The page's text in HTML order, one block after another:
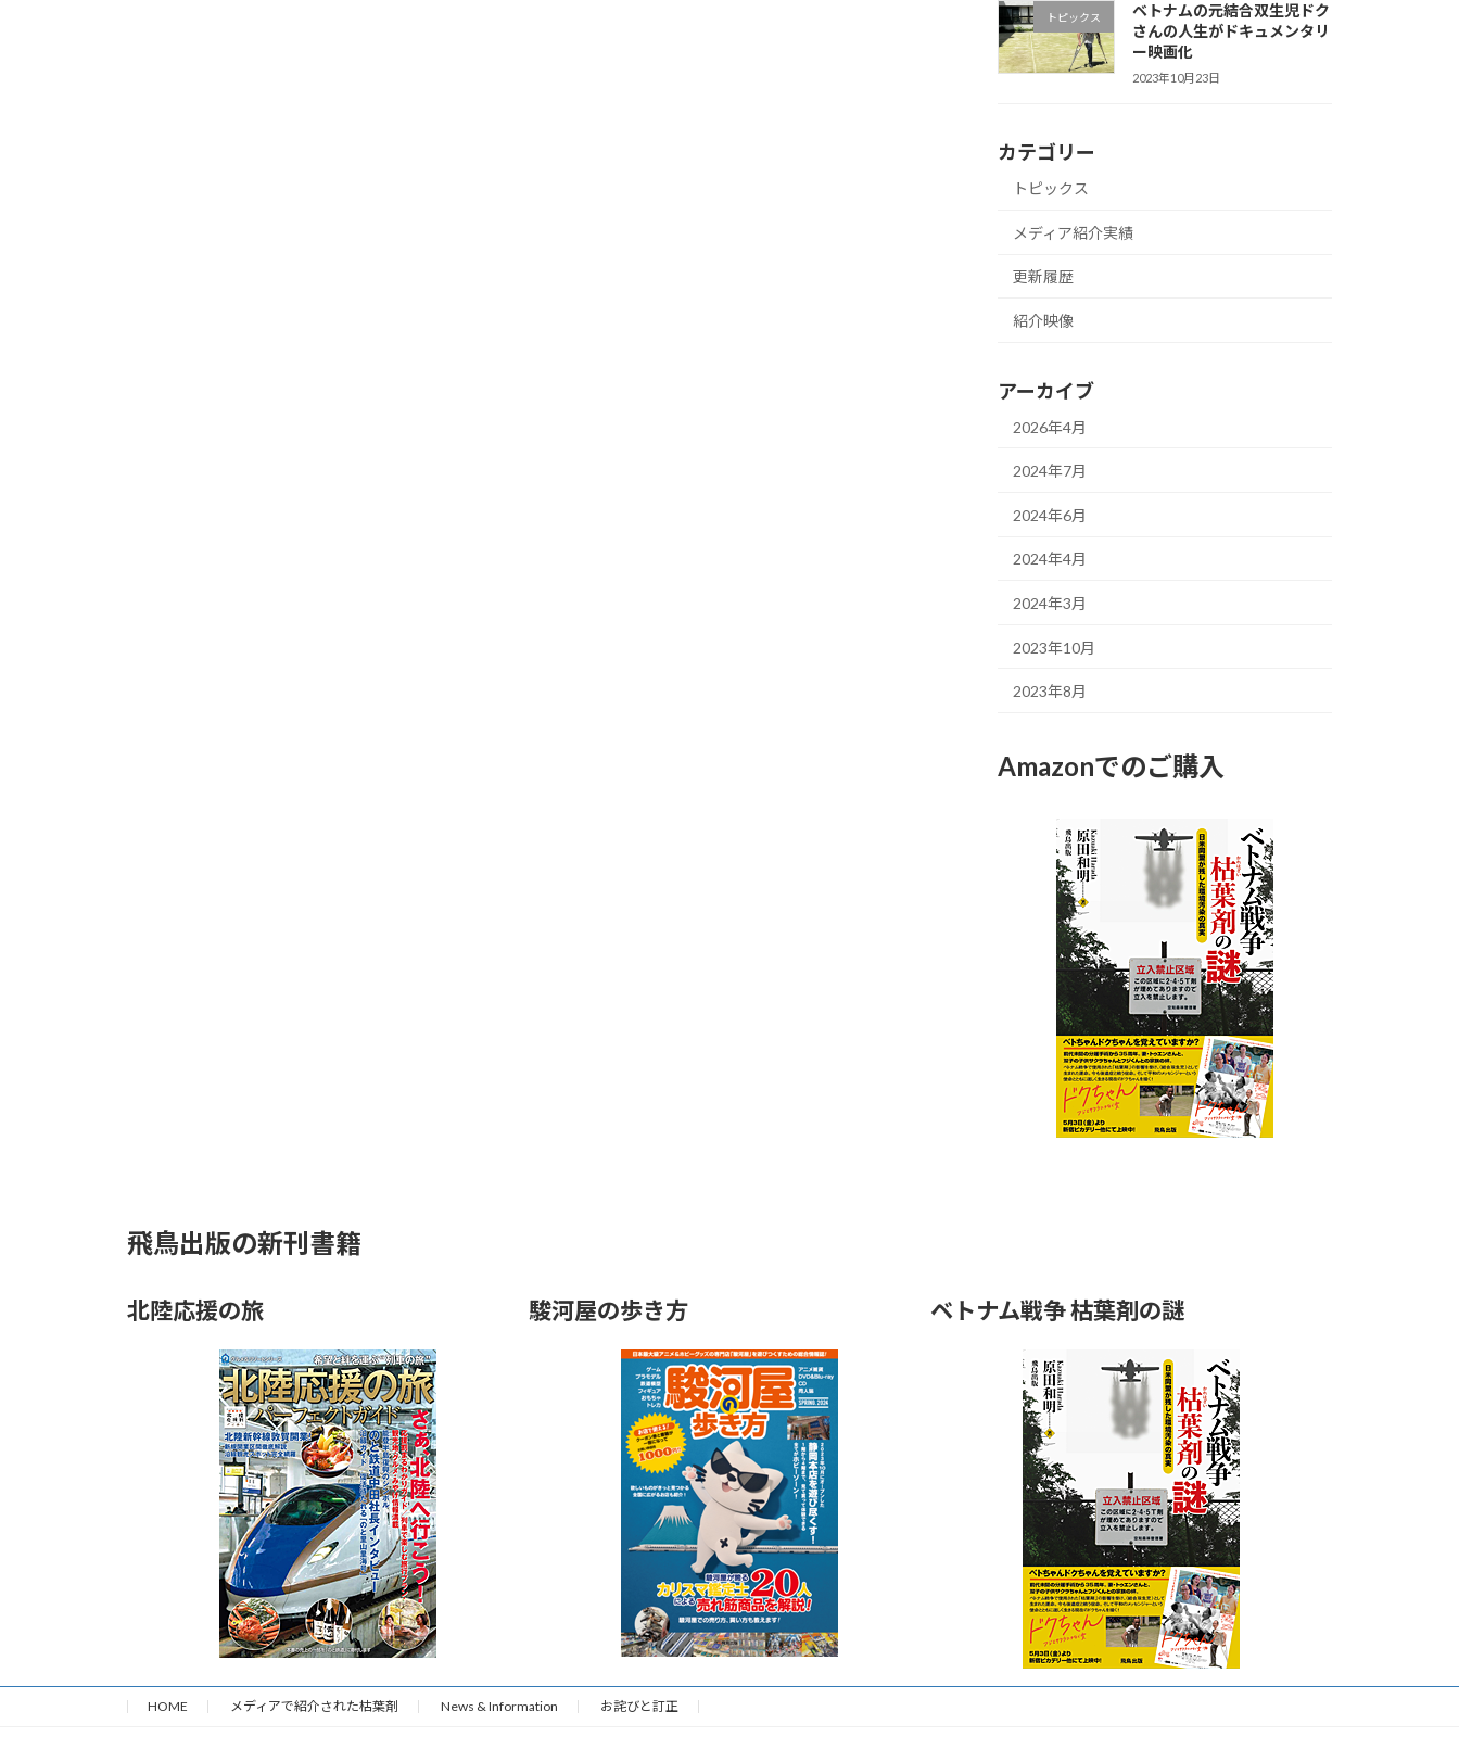
トピックス
ベトナムの元結合双生児ドク
さんの人生がドキュメンタリ
ー映画化
2023年10月23日
カテゴリー
トピックス
メディア紹介実績
更新履歴
紹介映像
アーカイブ
2026年4月
2024年7月
2024年6月
2024年4月
2024年3月
2023年10月
2023年8月
Amazonでのご購入
飛鳥出版の新刊書籍
北陸応援の旅 駿河屋の歩き方 ベトナム戦争 枯葉剤の謎
HOME メディアで紹介された枯葉剤 News & Information お詫びと訂正